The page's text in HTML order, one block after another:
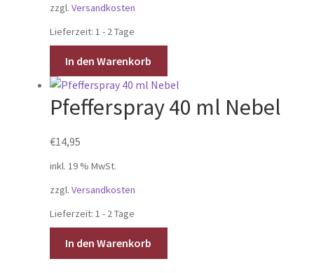
zzgl. Versandkosten
Lieferzeit: 1 - 2 Tage
In den Warenkorb
Pfefferspray 40 ml Nebel
€14,95
inkl. 19 % MwSt.
zzgl. Versandkosten
Lieferzeit: 1 - 2 Tage
In den Warenkorb